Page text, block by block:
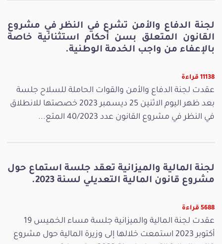
لجنة الدفاع والأمن تشرع في النظر في مشروع
القانون المتعلق بسن أحكام استثنائية خاصة
بالإعفاء من واجب الخدمة الوطنية.
11138 قراءة
عقدت لجنة الدفاع والأمن والقوات الحاملة للسلاح جلسة
بعد ظهر اليوم الاثنين 25 ديسمبر 2023 خصصتها للانطلاق
في النظر في مشروع القانون عدد 40/2023 المتع...
لجنة المالية والميزانية تعقد جلسة استماع حول
مشروع قانون المالية التعديلي لسنة 2023.
5688 قراءة
عقدت لجنة المالية والميزانية جلسة مساء الخميس 19
أكتوبر 2023 استمعت خلالها إلى وزيرة المالية حول مشروع